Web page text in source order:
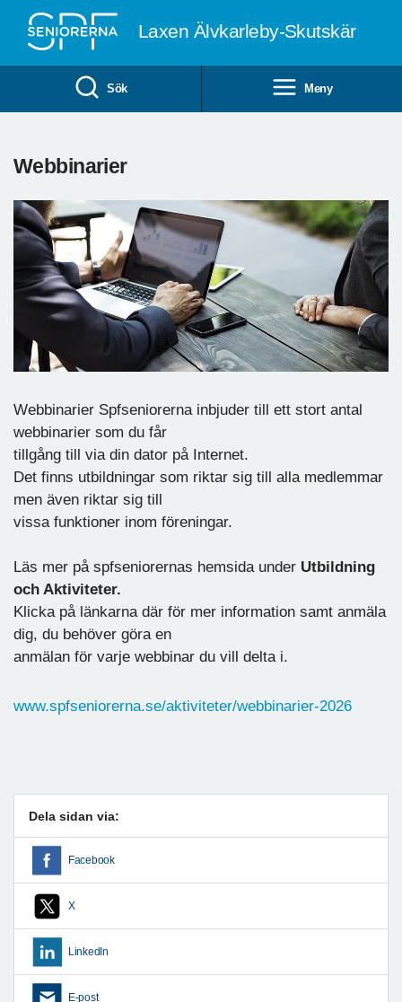
Laxen Älvkarleby-Skutskär
Sök Meny
Webbinarier
Webbinarier Spfseniorerna inbjuder till ett stort antal
webbinarier som du får
tillgång till via din dator på Internet.
Det finns utbildningar som riktar sig till alla medlemmar
men även riktar sig till
vissa funktioner inom föreningar.
Läs mer på spfseniorernas hemsida under Utbildning
och Aktiviteter.
Klicka på länkarna där för mer information samt anmäla
dig, du behöver göra en
anmälan för varje webbinar du vill delta i.
www.spfseniorerna.se/aktiviteter/webbinarier-2026
Dela sidan via:
Facebook
X
LinkedIn
E-post